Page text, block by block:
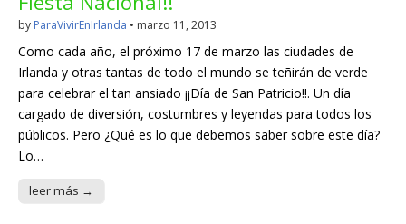
Blog dedicado a los que viven, estudian y trabajan en
Irlanda!
by ParaVivirEnIrlanda • marzo 11, 2013
Como cada año, el próximo 17 de marzo las ciudades de
Irlanda y otras tantas de todo el mundo se teñirán de verde
para celebrar el tan ansiado ¡¡Día de San Patricio!!. Un día
cargado de diversión, costumbres y leyendas para todos los
públicos. Pero ¿Qué es lo que debemos saber sobre este día?
Lo…
leer más →